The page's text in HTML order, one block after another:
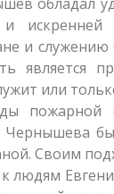
обладал
и
и служению
является
или
пожарной
Чернышева
Своим
людям